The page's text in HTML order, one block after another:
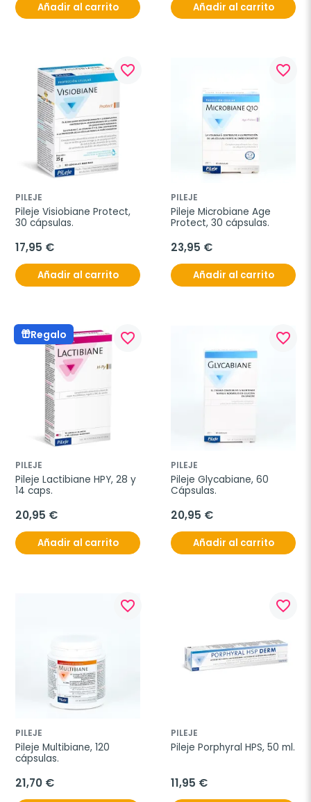
Añadir al carrito Añadir al carrito
favorite_border
PILEJE
Pileje Visiobiane Protect,
30 cápsulas.
17,95 €
Añadir al carrito
favorite_border
PILEJE
Pileje Microbiane Age
Protect, 30 cápsulas.
23,95 €
Añadir al carrito
Regalo favorite_border
PILEJE
Pileje Lactibiane HPY, 28 y
14 caps.
20,95 €
Añadir al carrito
favorite_border
PILEJE
Pileje Glycabiane, 60
Cápsulas.
20,95 €
Añadir al carrito
favorite_border
PILEJE
Pileje Multibiane, 120
cápsulas.
21,70 €
favorite_border
PILEJE
Pileje Porphyral HPS, 50 ml.
11,95 €